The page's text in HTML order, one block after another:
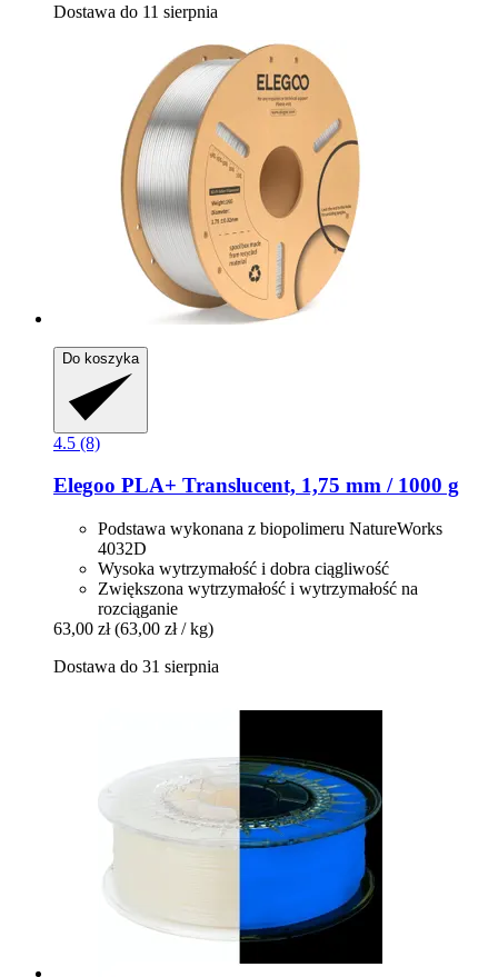
Dostawa do 11 sierpnia
Do koszyka
4.5 (8)
Elegoo PLA+ Translucent, 1,75 mm / 1000 g
Podstawa wykonana z biopolimeru NatureWorks
4032D
Wysoka wytrzymałość i dobra ciągliwość
Zwiększona wytrzymałość i wytrzymałość na
rozciąganie
63,00 zł (63,00 zł / kg)
Dostawa do 31 sierpnia